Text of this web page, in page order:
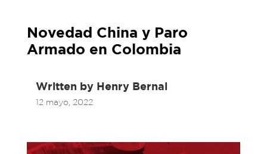
Novedad China y Paro
Armado en Colombia
Written by Henry Bernal
12 mayo, 2022